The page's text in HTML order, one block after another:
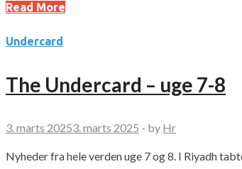
Read More
Undercard
The Undercard – uge 7-8
3. marts 20253. marts 2025 - by Hr
Nyheder fra hele verden uge 7 og 8. I Riyadh